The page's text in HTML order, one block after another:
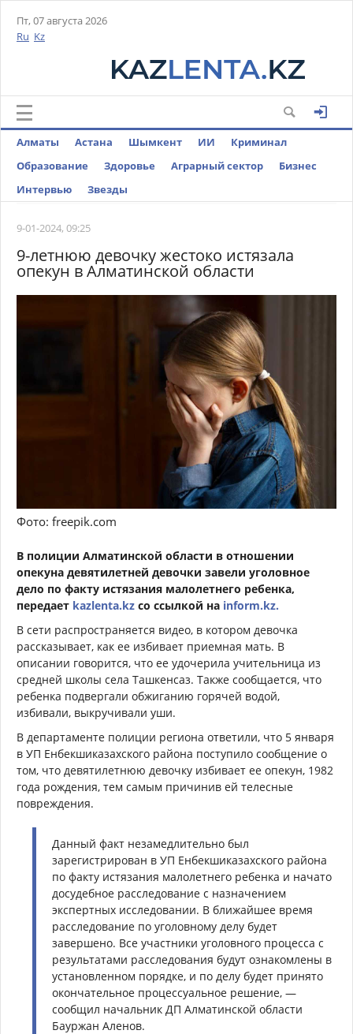
Пт, 07 августа 2026
Ru Kz
Алматы Астана Шымкент ИИ
Криминал
Образование
Здоровье Аграрный сектор
Бизнес
Интервью
Звезды
9-01-2024, 09:25
9-летнюю девочку жестоко истязала
опекун в Алматинской области
Фото: freepik.com
В полиции Алматинской области в отношении
опекуна девятилетней девочки завели уголовное
дело по факту истязания малолетнего ребенка,
передает kazlenta.kz со ссылкой на inform.kz.
В сети распространяется видео, в котором девочка
рассказывает, как ее избивает приемная мать. В
описании говорится, что ее удочерила учительница из
средней школы села Ташкенсаз. Также сообщается, что
ребенка подвергали обжиганию горячей водой,
избивали, выкручивали уши.
В департаменте полиции региона ответили, что 5 января
в УП Енбекшиказахского района поступило сообщение о
том, что девятилетнюю девочку избивает ее опекун, 1982
года рождения, тем самым причинив ей телесные
повреждения.
Данный факт незамедлительно был
зарегистрирован в УП Енбекшиказахского района
по факту истязания малолетнего ребенка и начато
досудебное расследование с назначением
экспертных исследовании. В ближайшее время
расследование по уголовному делу будет
завершено. Все участники уголовного процесса с
результатами расследования будут ознакомлены в
установленном порядке, и по делу будет принято
окончательное процессуальное решение, —
сообщил начальник ДП Алматинской области
Бауржан Аленов.